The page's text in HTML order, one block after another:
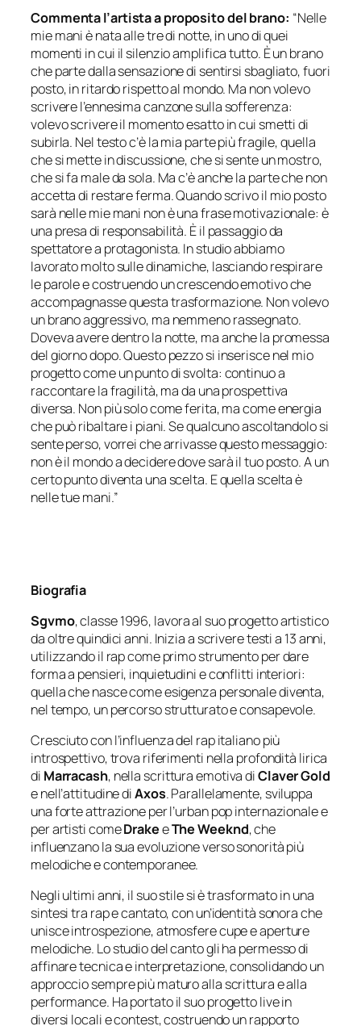
Commenta l’artista a proposito del brano: “Nelle
mie mani è nata alle tre di notte, in uno di quei
momenti in cui il silenzio amplifica tutto. È un brano
che parte dalla sensazione di sentirsi sbagliato, fuori
posto, in ritardo rispetto al mondo. Ma non volevo
scrivere l’ennesima canzone sulla sofferenza:
volevo scrivere il momento esatto in cui smetti di
subirla. Nel testo c’è la mia parte più fragile, quella
che si mette in discussione, che si sente un mostro,
che si fa male da sola. Ma c’è anche la parte che non
accetta di restare ferma. Quando scrivo il mio posto
sarà nelle mie mani non è una frase motivazionale: è
una presa di responsabilità. È il passaggio da
spettatore a protagonista. In studio abbiamo
lavorato molto sulle dinamiche, lasciando respirare
le parole e costruendo un crescendo emotivo che
accompagnasse questa trasformazione. Non volevo
un brano aggressivo, ma nemmeno rassegnato.
Doveva avere dentro la notte, ma anche la promessa
del giorno dopo. Questo pezzo si inserisce nel mio
progetto come un punto di svolta: continuo a
raccontare la fragilità, ma da una prospettiva
diversa. Non più solo come ferita, ma come energia
che può ribaltare i piani. Se qualcuno ascoltandolo si
sente perso, vorrei che arrivasse questo messaggio:
non è il mondo a decidere dove sarà il tuo posto. A un
certo punto diventa una scelta. E quella scelta è
nelle tue mani.”
Biografia
Sgvmo, classe 1996, lavora al suo progetto artistico
da oltre quindici anni. Inizia a scrivere testi a 13 anni,
utilizzando il rap come primo strumento per dare
forma a pensieri, inquietudini e conflitti interiori:
quella che nasce come esigenza personale diventa,
nel tempo, un percorso strutturato e consapevole.
Cresciuto con l’influenza del rap italiano più
introspettivo, trova riferimenti nella profondità lirica
di Marracash, nella scrittura emotiva diClaver Gold
e nell’attitudine diAxos. Parallelamente, sviluppa
una forte attrazione per l’urban pop internazionale e
per artisti comeDrakeeThe Weeknd, che
influenzano la sua evoluzione verso sonorità più
melodiche e contemporanee.
Negli ultimi anni, il suo stile si è trasformato in una
sintesi tra rap e cantato, con un’identità sonora che
unisce introspezione, atmosfere cupe e aperture
melodiche. Lo studio del canto gli ha permesso di
affinare tecnica e interpretazione, consolidando un
approccio sempre più maturo alla scrittura e alla
performance. Ha portato il suo progetto live in
diversi locali e contest, costruendo un rapporto